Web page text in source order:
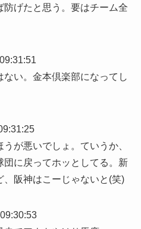
げたと思う。要はチーム全
ない。金本倶楽部になってし
が悪いでしょ。ていうか、
に戻ってホッとしてる。新
阪神はこーじゃないと(笑)